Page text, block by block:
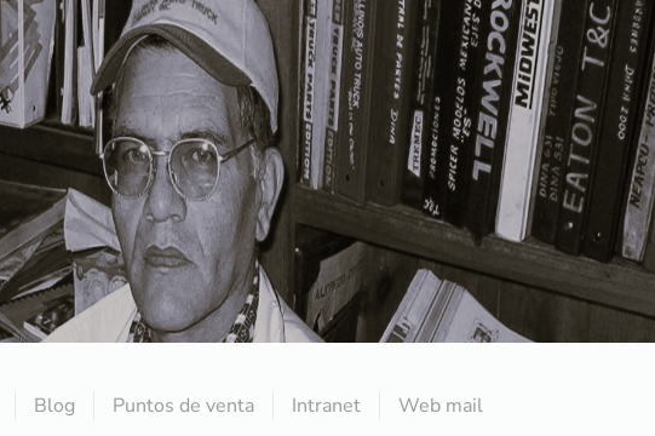
Blog Puntos de venta Intranet Web mail